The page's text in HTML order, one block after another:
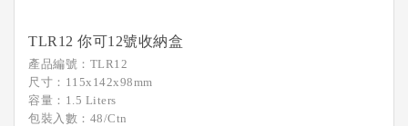
TLR12 你可12號收納盒
產品編號：TLR12
尺寸：115x142x98mm
容量：1.5 Liters
包裝入數：48/Ctn